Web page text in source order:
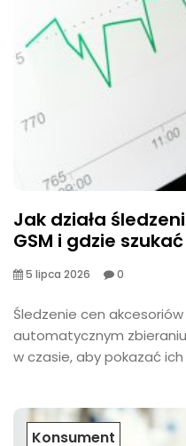
Jak działa
GSM i gdzie
5 lipca 2026 0
​Śledzenie cen
automatycznym
w czasie, aby pokazać ich
Konsument